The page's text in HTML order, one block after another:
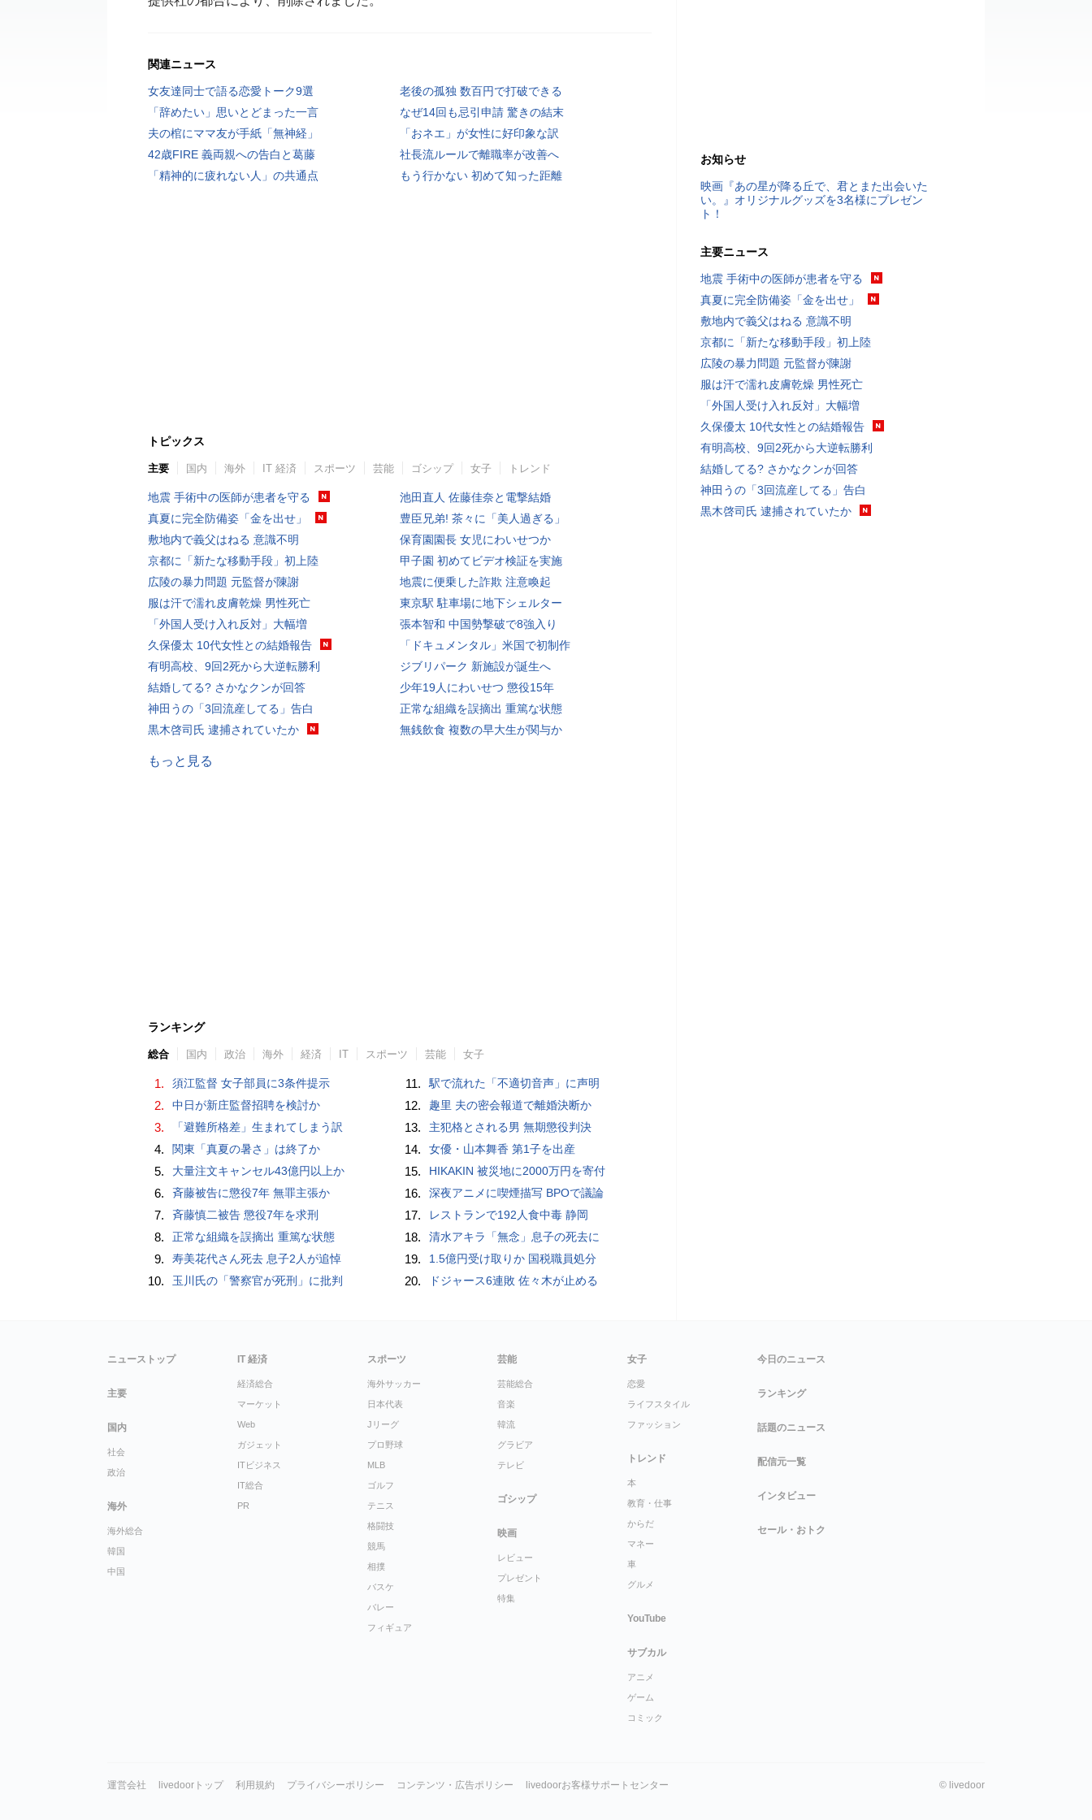
関連ニュース
女友達同士で語る恋愛トーク9選
老後の孤独 数百円で打破できる
「辞めたい」思いとどまった一言
なぜ14回も忌引申請 驚きの結末
夫の棺にママ友が手紙「無神経」
「おネエ」が女性に好印象な訳
42歳FIRE 義両親への告白と葛藤
社長流ルールで離職率が改善へ
「精神的に疲れない人」の共通点
もう行かない 初めて知った距離
トピックス
主要 国内 海外 IT 経済 スポーツ 芸能 ゴシップ 女子 トレンド
地震 手術中の医師が患者を守る
真夏に完全防備姿「金を出せ」
敷地内で義父はねる 意識不明
京都に「新たな移動手段」初上陸
広陵の暴力問題 元監督が陳謝
服は汗で濡れ皮膚乾燥 男性死亡
「外国人受け入れ反対」大幅増
久保優太 10代女性との結婚報告
有明高校、9回2死から大逆転勝利
結婚してる? さかなクンが回答
神田うの「3回流産してる」告白
黒木啓司氏 逮捕されていたか
池田直人 佐藤佳奈と電撃結婚
豊臣兄弟! 茶々に「美人過ぎる」
保育園園長 女児にわいせつか
甲子園 初めてビデオ検証を実施
地震に便乗した詐欺 注意喚起
東京駅 駐車場に地下シェルター
張本智和 中国勢撃破で8強入り
「ドキュメンタル」米国で初制作
ジブリパーク 新施設が誕生へ
少年19人にわいせつ 懲役15年
正常な組織を誤摘出 重篤な状態
無銭飲食 複数の早大生が関与か
もっと見る
ランキング
総合 国内 政治 海外 経済 IT スポーツ 芸能 女子
1. 須江監督 女子部員に3条件提示
2. 中日が新庄監督招聘を検討か
3. 「避難所格差」生まれてしまう訳
4. 関東「真夏の暑さ」は終了か
5. 大量注文キャンセル43億円以上か
6. 斉藤被告に懲役7年 無罪主張か
7. 斉藤慎二被告 懲役7年を求刑
8. 正常な組織を誤摘出 重篤な状態
9. 寿美花代さん死去 息子2人が追悼
10. 玉川氏の「警察官が死刑」に批判
11. 駅で流れた「不適切音声」に声明
12. 趣里 夫の密会報道で離婚決断か
13. 主犯格とされる男 無期懲役判決
14. 女優・山本舞香 第1子を出産
15. HIKAKIN 被災地に2000万円を寄付
16. 深夜アニメに喫煙描写 BPOで議論
17. レストランで192人食中毒 静岡
18. 清水アキラ「無念」息子の死去に
19. 1.5億円受け取りか 国税職員処分
20. ドジャース6連敗 佐々木が止める
お知らせ
映画『あの星が降る丘で、君とまた出会いた
い。』オリジナルグッズを3名様にプレゼン
ト！
主要ニュース
地震 手術中の医師が患者を守る
真夏に完全防備姿「金を出せ」
敷地内で義父はねる 意識不明
京都に「新たな移動手段」初上陸
広陵の暴力問題 元監督が陳謝
服は汗で濡れ皮膚乾燥 男性死亡
「外国人受け入れ反対」大幅増
久保優太 10代女性との結婚報告
有明高校、9回2死から大逆転勝利
結婚してる? さかなクンが回答
神田うの「3回流産してる」告白
黒木啓司氏 逮捕されていたか
ニューストップ
主要
国内
社会
政治
海外
海外総合
韓国
中国
IT 経済
経済総合
マーケット
Web
ガジェット
ITビジネス
IT総合
PR
スポーツ
海外サッカー
日本代表
Jリーグ
プロ野球
MLB
ゴルフ
テニス
格闘技
競馬
相撲
バスケ
バレー
フィギュア
芸能
芸能総合
音楽
韓流
グラビア
テレビ
ゴシップ
映画
レビュー
プレゼント
特集
女子
恋愛
ライフスタイル
ファッション
トレンド
本
教育・仕事
からだ
マネー
車
グルメ
YouTube
サブカル
アニメ
ゲーム
コミック
今日のニュース
ランキング
話題のニュース
配信元一覧
インタビュー
セール・おトク
運営会社 livedoorトップ 利用規約 プライバシーポリシー コンテンツ・広告ポリシー livedoorお客様サポートセンター © livedoor